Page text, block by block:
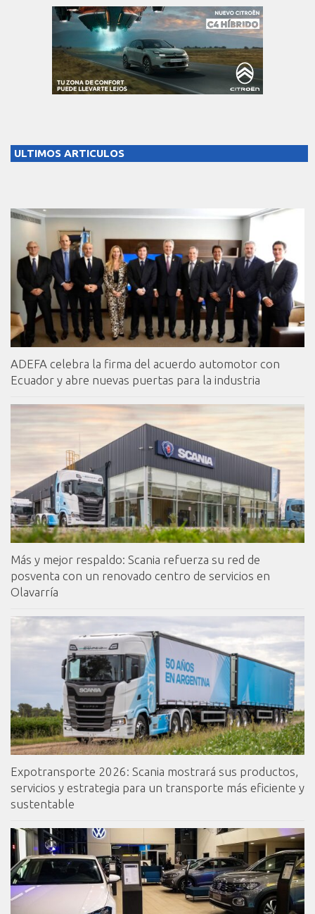
ULTIMOS ARTICULOS
ADEFA celebra la firma del acuerdo automotor con
Ecuador y abre nuevas puertas para la industria
Más y mejor respaldo: Scania refuerza su red de
posventa con un renovado centro de servicios en
Olavarría
Expotransporte 2026: Scania mostrará sus productos,
servicios y estrategia para un transporte más eficiente y
sustentable